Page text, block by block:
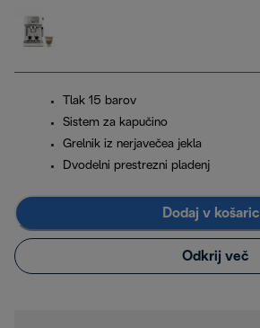
Tlak 15 barov
Sistem za kapučino
Grelnik iz nerjavečea jekla
Dvodelni prestrezni pladenj
Dodaj v
Odkrij več